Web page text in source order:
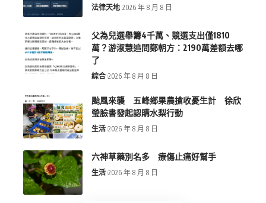
法律天地 2026 年 8 月 8 日
父為兒選舉籌4千萬、競選支出僅1810
萬？游淑慧追問鄭朝方：2190萬差額去哪
了
綜合 2026 年 8 月 8 日
颱風來襲 五峰鄉果農搶收憂生計 徐欣
瑩臉書發起認購水梨行動
生活 2026 年 8 月 8 日
六神草藥別名多 療傷止痛好幫手
生活 2026 年 8 月 8 日